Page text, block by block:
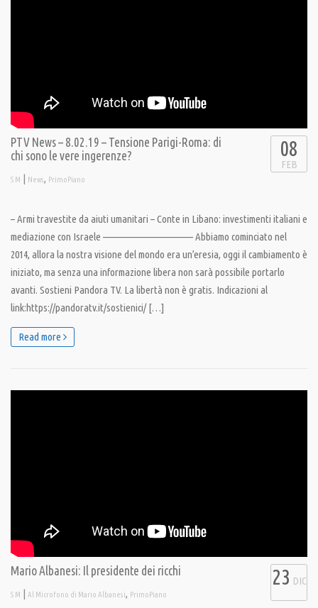
PTV News – 8.02.19 – Tensione Parigi-Roma: di
chi sono le vere ingerenze?
S M | News, PrimoPiano
08
FEB
– Armi travestite da aiuti umanitari – Conte in Libano: investimenti italiani e
mediazione con Israele ———————————– Abbiamo cominciato nel
2014, allora la nostra visione del mondo era un’eresia, oggi il cambiamento è
iniziato, ma senza una informazione libera non sarà possibile portarlo
avanti. Sostieni Pandora TV. La libertà non è gratis. Indicazioni al
link:https://pandoratv.it/sostienici/ […]
Read more
Mario Albanesi: Il presidente dei ricchi
S M | Al Microfono di Mario Albanesi, PrimoPiano
23 DIC